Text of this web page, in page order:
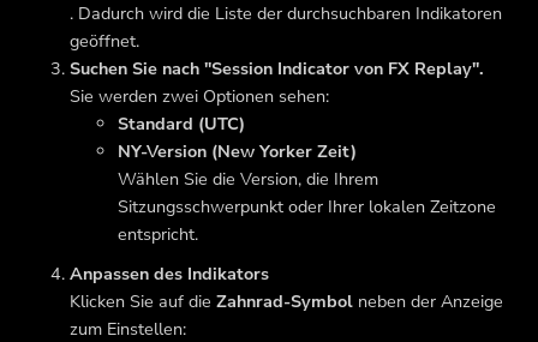
. Dadurch wird die Liste der durchsuchbaren Indikatoren
geöffnet.
Suchen Sie nach "Session Indicator von FX Replay".
Sie werden zwei Optionen sehen:
Standard (UTC)
NY-Version (New Yorker Zeit)
Wählen Sie die Version, die Ihrem
Sitzungsschwerpunkt oder Ihrer lokalen Zeitzone
entspricht.
Anpassen des Indikators
Klicken Sie auf die Zahnrad-Symbolneben der Anzeige
zum Einstellen: